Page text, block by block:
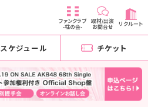
ファンクラブ
-柱の会-
取材/出演
お問合せ リクルート
スケジュール チケット